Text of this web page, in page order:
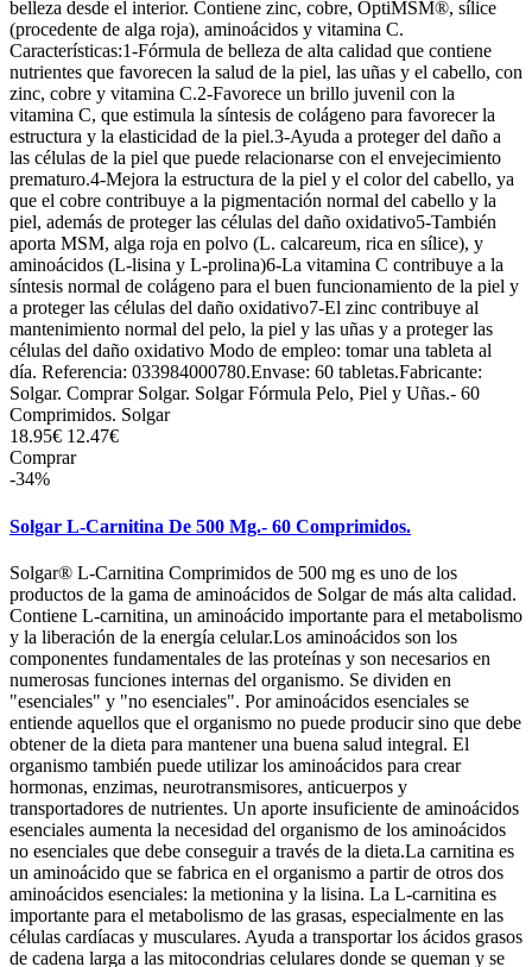
belleza desde el interior. Contiene zinc, cobre, OptiMSM®, sílice
(procedente de alga roja), aminoácidos y vitamina C.
Características:1-Fórmula de belleza de alta calidad que contiene
nutrientes que favorecen la salud de la piel, las uñas y el cabello, con
zinc, cobre y vitamina C.2-Favorece un brillo juvenil con la
vitamina C, que estimula la síntesis de colágeno para favorecer la
estructura y la elasticidad de la piel.3-Ayuda a proteger del daño a
las células de la piel que puede relacionarse con el envejecimiento
prematuro.4-Mejora la estructura de la piel y el color del cabello, ya
que el cobre contribuye a la pigmentación normal del cabello y la
piel, además de proteger las células del daño oxidativo5-También
aporta MSM, alga roja en polvo (L. calcareum, rica en sílice), y
aminoácidos (L-lisina y L-prolina)6-La vitamina C contribuye a la
síntesis normal de colágeno para el buen funcionamiento de la piel y
a proteger las células del daño oxidativo7-El zinc contribuye al
mantenimiento normal del pelo, la piel y las uñas y a proteger las
células del daño oxidativo Modo de empleo: tomar una tableta al
día. Referencia: 033984000780.Envase: 60 tabletas.Fabricante:
Solgar. Comprar Solgar. Solgar Fórmula Pelo, Piel y Uñas.- 60
Comprimidos. Solgar
18.95€ 12.47€
Comprar
-34%
Solgar L-Carnitina De 500 Mg.- 60 Comprimidos.
Solgar® L-Carnitina Comprimidos de 500 mg es uno de los
productos de la gama de aminoácidos de Solgar de más alta calidad.
Contiene L-carnitina, un aminoácido importante para el metabolismo
y la liberación de la energía celular.Los aminoácidos son los
componentes fundamentales de las proteínas y son necesarios en
numerosas funciones internas del organismo. Se dividen en
"esenciales" y "no esenciales". Por aminoácidos esenciales se
entiende aquellos que el organismo no puede producir sino que debe
obtener de la dieta para mantener una buena salud integral. El
organismo también puede utilizar los aminoácidos para crear
hormonas, enzimas, neurotransmisores, anticuerpos y
transportadores de nutrientes. Un aporte insuficiente de aminoácidos
esenciales aumenta la necesidad del organismo de los aminoácidos
no esenciales que debe conseguir a través de la dieta.La carnitina es
un aminoácido que se fabrica en el organismo a partir de otros dos
aminoácidos esenciales: la metionina y la lisina. La L-carnitina es
importante para el metabolismo de las grasas, especialmente en las
células cardíacas y musculares. Ayuda a transportar los ácidos grasos
de cadena larga a las mitocondrias celulares donde se queman y se